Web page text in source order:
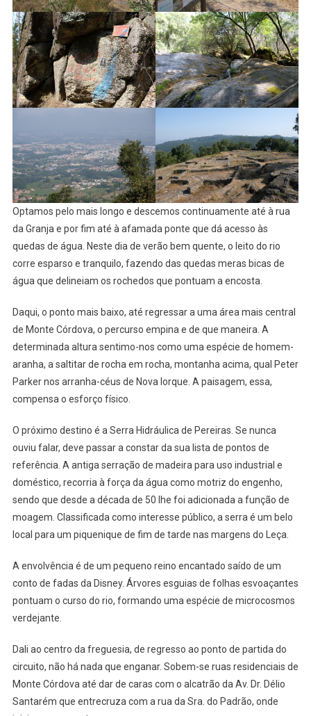
Optamos pelo mais longo e descemos continuamente até à rua
da Granja e por fim até à afamada ponte que dá acesso às
quedas de água. Neste dia de verão bem quente, o leito do rio
corre esparso e tranquilo, fazendo das quedas meras bicas de
água que delineiam os rochedos que pontuam a encosta.
Daqui, o ponto mais baixo, até regressar a uma área mais central
de Monte Córdova, o percurso empina e de que maneira. A
determinada altura sentimo-nos como uma espécie de homem-
aranha, a saltitar de rocha em rocha, montanha acima, qual Peter
Parker nos arranha-céus de Nova Iorque. A paisagem, essa,
compensa o esforço físico.
O próximo destino é a Serra Hidráulica de Pereiras. Se nunca
ouviu falar, deve passar a constar da sua lista de pontos de
referência. A antiga serração de madeira para uso industrial e
doméstico, recorria à força da água como motriz do engenho,
sendo que desde a década de 50 lhe foi adicionada a função de
moagem. Classificada como interesse público, a serra é um belo
local para um piquenique de fim de tarde nas margens do Leça.
A envolvência é de um pequeno reino encantado saído de um
conto de fadas da Disney. Árvores esguias de folhas esvoaçantes
pontuam o curso do rio, formando uma espécie de microcosmos
verdejante.
Dali ao centro da freguesia, de regresso ao ponto de partida do
circuito, não há nada que enganar. Sobem-se ruas residenciais de
Monte Córdova até dar de caras com o alcatrão da Av. Dr. Délio
Santarém que entrecruza com a rua da Sra. do Padrão, onde